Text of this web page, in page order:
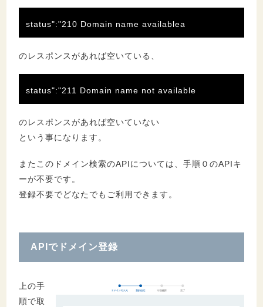
status":"210 Domain name availablea
のレスポンスがあれば空いている、
status":"211 Domain name not available
のレスポンスがあれば空いていない
という事になります。
またこのドメイン検索のAPIについては、手順０のAPIキ
ーが不要です。
登録不要でどなたでもご利用できます。
APIでドメイン登録
上の手
順で取